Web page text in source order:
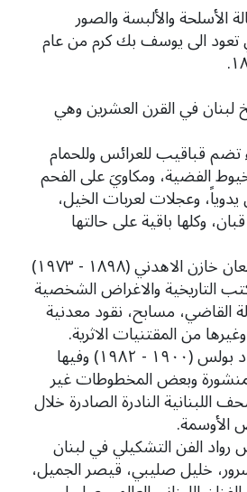
والألبسة والصور
تعود الى يوسف بك كرم من عام
لبنان في القرن العشرين وهي
تضم قباقيب للعرائس وللحمام
الفضية، ومكاويَ على الفحم
وعجلات لعربات الخيل،
وكلها باقية على حالتها
٢- مكتبة للشيخ سمعان خازن الاهدني (١٨٩٨ - ١٩٧٣)
التاريخية والاغراض الشخصية
القاضي، مسابح، نقود معدنية
من المقتنيات الاثرية.
٣- مكتبة العلاّمَة جواد بولس (١٩٠٠ - ١٩٨٢) وفيها
وبعض المخطوطات غير
النادرة الصادرة خلال
الأوسمة.
الفن التشكيلي في لبنان
خليل صليبي، قيصر الجميل،